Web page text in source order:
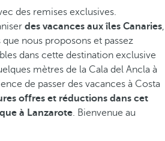
des remises exclusives.
des vacances aux îles Canaries,
nous proposons et passez
dans cette destination exclusive
mètres de la Cala del Ancla à
de passer des vacances à Costa
offres et réductions dans cet
à Lanzarote. Bienvenue au